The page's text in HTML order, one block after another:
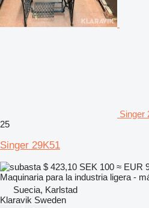
Singer
25
Singer 29K51
$ 423,10 SEK 100 ≈ EUR
Maquinaria para la industria ligera -
Suecia, Karlstad
Klaravik Sweden